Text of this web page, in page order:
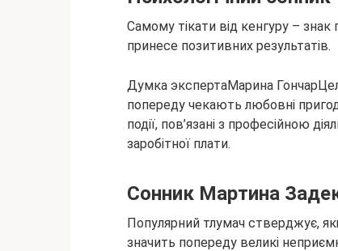
Самому тікати від кенгуру –
принесе позитивних результатів.
Думка экспертаМарина
попереду чекають любовні
події, пов’язані з професійною
заробітної плати.
Сонник Мартина
Популярний тлумач стверджує,
значить попереду великі